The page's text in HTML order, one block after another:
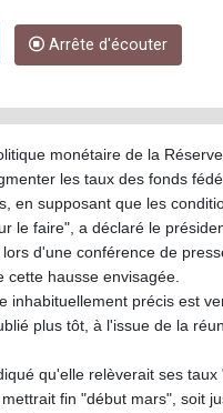
GEL 3.01278
GGP 0.855822
GIP 0.855822
GNF
GTQ 8.807392
GYD
HKD 9.038495
HNL 30.937889
HRK 7.53374
HTG
HUF 365.417829
ILS 3.465254
IMP 0.855822
Arrête d'écouter
monétaire de la
les taux des fonds
en supposant que les
le faire", a déclaré le
d'une conférence de
cette hausse envisagée.
inhabituellement précis est
plus tôt, à l'issue de la
qu'elle relèverait ses taux
fin "début mars", soit